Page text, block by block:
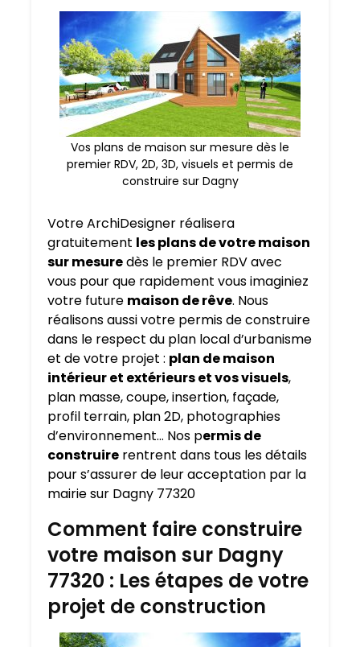
Vos plans de maison sur mesure dès le
premier RDV, 2D, 3D, visuels et permis de
construire sur Dagny
Votre ArchiDesigner réalisera
gratuitement les plans de votre maison
sur mesuredès le premier RDV avec
vous pour que rapidement vous imaginiez
votre future maison de rêve. Nous
réalisons aussi votre permis de construire
dans le respect du plan local d’urbanisme
et de votre projet : plan de maison
intérieur et extérieurs et vos visuels,
plan masse, coupe, insertion, façade,
profil terrain, plan 2D, photographies
d’environnement… Nos permis de
construire rentrent dans tous les détails
pour s’assurer de leur acceptation par la
mairie sur Dagny 77320
Comment faire construire
votre maison sur Dagny
77320 : Les étapes de votre
projet de construction